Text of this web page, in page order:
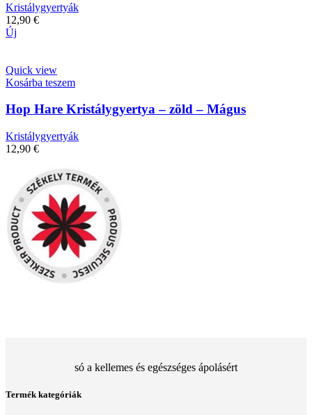
Kristálygyertyák
12,90 €
Új
Quick view
Kosárba teszem
Hop Hare Kristálygyertya – zöld – Mágus
Kristálygyertyák
12,90 €
só a kellemes és egészséges ápolásért
Termék kategóriák